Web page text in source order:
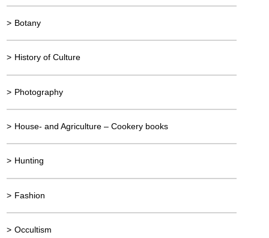
> Botany
> History of Culture
> Photography
> House- and Agriculture – Cookery books
> Hunting
> Fashion
> Occultism